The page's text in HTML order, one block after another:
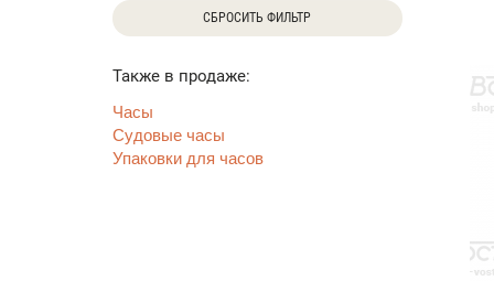
СБРОСИТЬ ФИЛЬТР
Также в продаже:
Часы
Судовые часы
Упаковки для часов